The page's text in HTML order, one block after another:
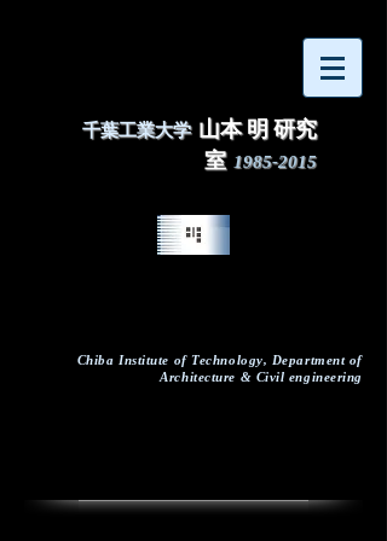
千葉工業大学 山本 明 研究
室 1985-2015
Chiba Institute of Technology, Department of
Architecture & Civil engineering